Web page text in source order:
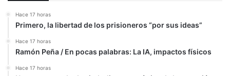
Hace 17 horas
Primero, la libertad de los prisioneros “por sus ideas”
Hace 17 horas
Ramón Peña / En pocas palabras: La IA, impactos físicos
Hace 17 horas